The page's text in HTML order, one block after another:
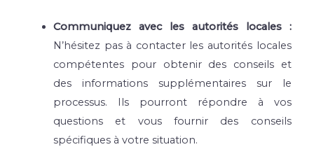
Communiquez avec les autorités locales :
N’hésitez pas à contacter les autorités locales
compétentes pour obtenir des conseils et
des informations supplémentaires sur le
processus. Ils pourront répondre à vos
questions et vous fournir des conseils
spécifiques à votre situation.